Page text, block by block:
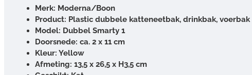
Merk: Moderna/Boon
Product: Plastic dubbele katteneetbak, drinkbak, voerbak
Model: Dubbel Smarty 1
Doorsnede: ca. 2 x 11 cm
Kleur: Yellow
Afmeting: 13,5 x 26,5 x H3,5 cm